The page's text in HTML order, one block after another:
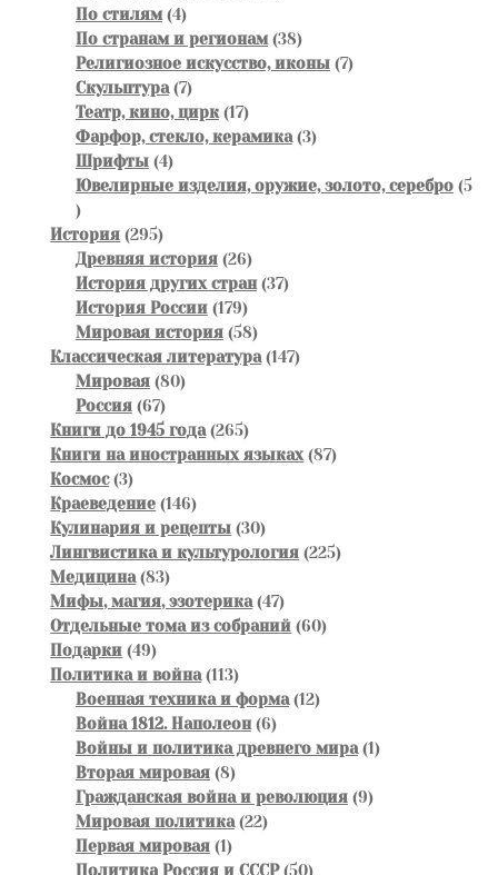
По стилям 44
товара
По странам и регионам 3838
товаров
Религиозное искусство, иконы 77
Скульптура 77
товаров
Театр, кино, цирк 1717
товаров
Фарфор, стекло, керамика 33
Шрифты 44
товара
Ювелирные изделия, оружие, золото, серебро 5
5
товаров
История 295295
товаров
Древняя история 2626
товаров
История других стран 3737
История России 179179
товаров
Мировая история 5858
товаров
Классическая литература 147147
Мировая 8080
Россия 6767
товаров
Книги до 1945 года 265265
товаров
Книги на иностранных языках 8787
Космос 33
товара
Краеведение 146146
товаров
Кулинария и рецепты 3030
товаров
Лингвистика и культурология 225225
Медицина 8383
товара
Мифы, магия, эзотерика 4747
товаров
Отдельные тома из собраний 6060
Подарки 4949
товаров
Политика и война 113113
товаров
Военная техника и форма 1212
Война 1812. Наполеон 66
товаров
Войны и политика древнего мира 11
Вторая мировая 88
товаров
Гражданская война и революция 99
Мировая политика 2222
Первая мировая 11
товар
Политика Россия и СССР 5050